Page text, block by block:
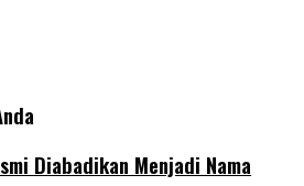
Diabadikan Menjadi Nama